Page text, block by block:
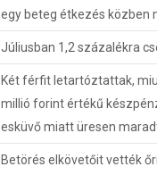
egy beteg étkezés közben
Júliusban 1,2 százalékra
Két férfit letartóztattak,
millió forint értékű
esküvő miatt üresen
Betörés elkövetőit vették